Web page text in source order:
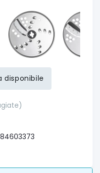
disponibile